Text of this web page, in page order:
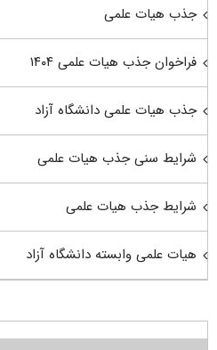
جذب هیات علمی
فراخوان جذب هیات علمی ۱۴۰۴
جذب هیات علمی دانشگاه آزاد
شرایط سنی جذب هیات علمی
شرایط جذب هیات علمی
هیات علمی وابسته دانشگاه آزاد